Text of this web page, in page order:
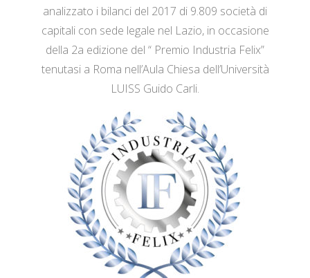
analizzato i bilanci del 2017 di 9.809 società di
capitali con sede legale nel Lazio, in occasione
della 2a edizione del “ Premio Industria Felix”
tenutasi a Roma nell’Aula Chiesa dell’Università
LUISS Guido Carli.